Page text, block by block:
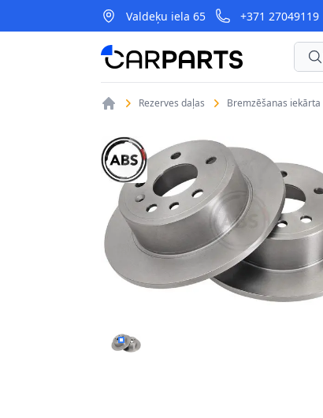
Valdeķu iela 65 +371 27049119
CarParts
Rezerves daļas Bremzēšanas iekārta
BREMŽU DISKI A.B.S. 15818 1